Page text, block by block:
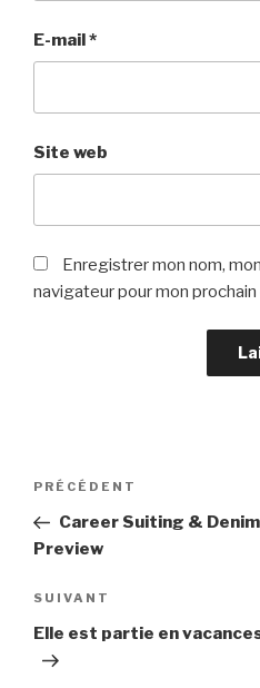
E-mail*
Site web
Enregistrer mon nom,
navigateur pour mon
Navigation
l’article
Article
précédent
PRÉCÉDENT
Career Suiting &
Preview
Article
suivant
SUIVANT
Elle est partie en